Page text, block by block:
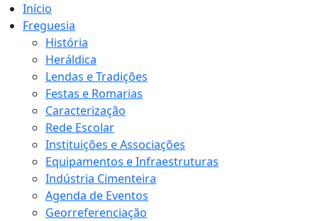
Início
Freguesia
História
Heráldica
Lendas e Tradições
Festas e Romarias
Caracterização
Rede Escolar
Instituições e Associações
Equipamentos e Infraestruturas
Indústria Cimenteira
Agenda de Eventos
Georreferenciação